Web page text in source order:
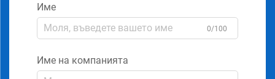
Име
0/100
Име на компанията